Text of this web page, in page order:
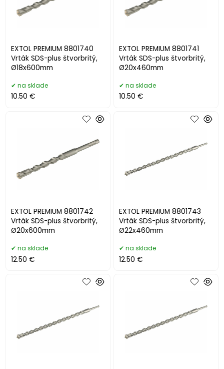
EXTOL PREMIUM 8801740
Vrták SDS-plus štvorbritý,
Ø18x600mm
na sklade
10.50 €
EXTOL PREMIUM 8801741
Vrták SDS-plus štvorbritý,
Ø20x460mm
na sklade
10.50 €
EXTOL PREMIUM 8801742
Vrták SDS-plus štvorbritý,
Ø20x600mm
na sklade
12.50 €
EXTOL PREMIUM 8801743
Vrták SDS-plus štvorbritý,
Ø22x460mm
na sklade
12.50 €